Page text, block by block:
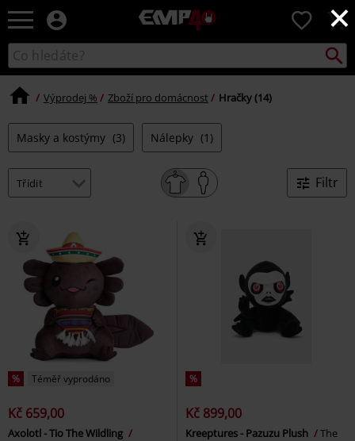
×
EMP
Hudba,
filmy
&
Merch
pro
Alternativní
móda
0
Katalog
vyhledávání
Výprodej % Zboží pro domácnost Hračky (14)
Masky a kostýmy (3) Nálepky (1)
Filtr
% Téměř vyprodáno
Kč 659,00
Axolotl - Tio The Wildling
%
Kč 899,00
Kreeptures - Pazuzu Plush
The